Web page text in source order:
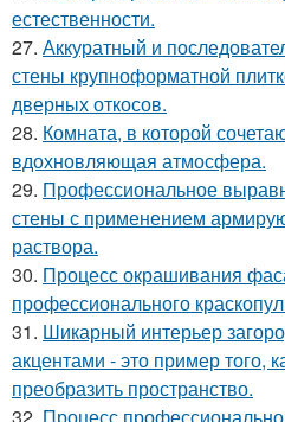
естественности.
27. Аккуратный и
стены крупноформатной
дверных откосов.
28. Комната, в которой
вдохновляющая атмосфера.
29. Профессиональное
стены с применением
раствора.
30. Процесс окрашивания
профессионального
31. Шикарный интерьер
акцентами - это пример того,
преобразить пространство.